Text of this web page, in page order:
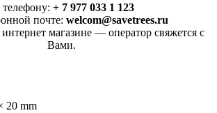
телефону: + 7 977 033 1 123
почте: welcom@savetrees.ru
магазине — оператор свяжется с
Вами.
20 mm